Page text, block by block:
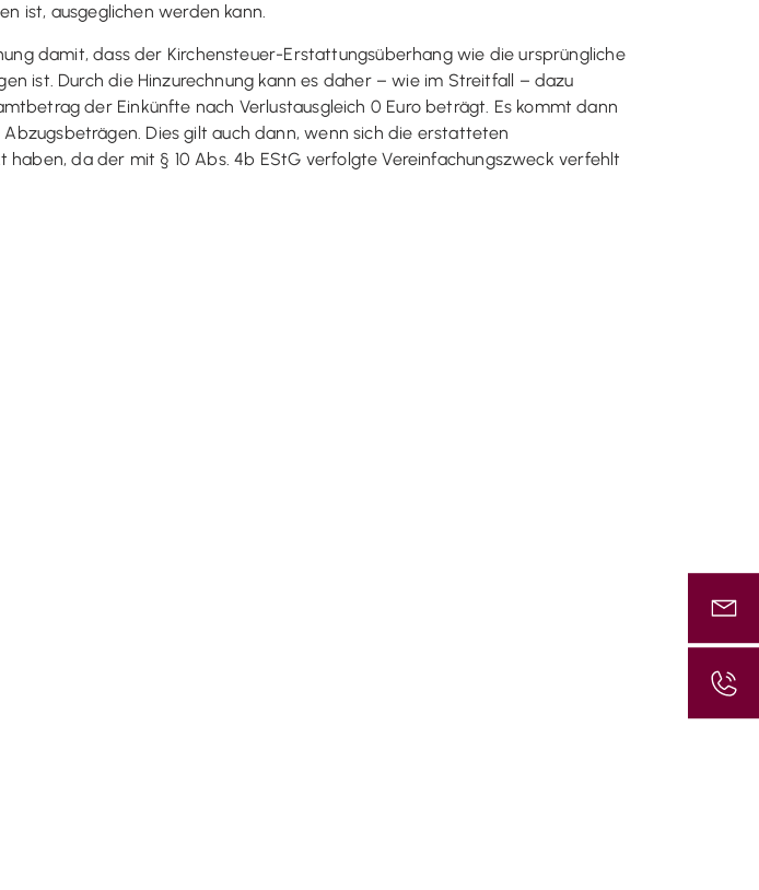
ist, ausgeglichen werden kann.
damit, dass der Kirchensteuer-Erstattungsüberhang wie die ursprüngliche
ist. Durch die Hinzurechnung kann es daher – wie im Streitfall – dazu
der Einkünfte nach Verlustausgleich 0 Euro beträgt. Es kommt dann
Dies gilt auch dann, wenn sich die erstatteten
da der mit § 10 Abs. 4b EStG verfolgte Vereinfachungszweck verfehlt